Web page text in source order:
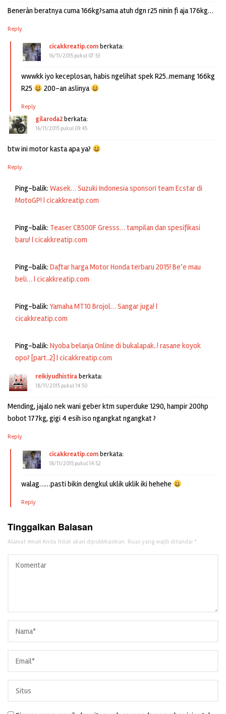
Beneràn beratnya cuma 166kg?sama atuh dgn r25 ninin fi aja 176kg…
Reply
cicakkreatip.comberkata:
16/11/2015 pukul 07:53
wwwkk iyo keceplosan, habis ngelihat spek R25..memang 166kg
R25
200-an aslinya
Reply
gilaroda2berkata:
16/11/2015 pukul 09:45
btw ini motor kasta apa ya?
Reply
Ping-balik: Wasek… Suzuki Indonesia sponsori team Ecstar di
MotoGP! | cicakkreatip.com
Ping-balik: Teaser CB500F Gresss… tampilan dan spesifikasi
baru! | cicakkreatip.com
Ping-balik: Daftar harga Motor Honda terbaru 2015! Be’e mau
beli… | cicakkreatip.com
Ping-balik:Yamaha MT10 Brojol… Sangar juga! |
cicakkreatip.com
Ping-balik: Nyoba belanja Online di bukalapak..! rasane koyok
opo? [part..2] | cicakkreatip.com
reikiyudhistiraberkata:
18/11/2015 pukul 14:50
Mending, jajalo nek wani geber ktm superduke 1290, hampir 200hp
bobot 177kg, gigi 4 esih iso ngangkat ngangkat ?
Reply
cicakkreatip.comberkata:
18/11/2015 pukul 14:52
walag……pasti bikin dengkul uklik uklik iki hehehe
Reply
Tinggalkan Balasan
Alamat email Anda tidak akan dipublikasikan. Ruas yang wajib ditandai *